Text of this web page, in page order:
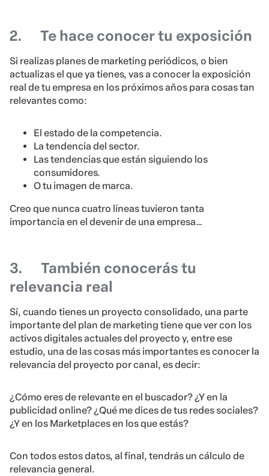
2. Te hace conocer tu exposición
Si realizas planes de marketing periódicos, o bien
actualizas el que ya tienes, vas a conocer la exposición
real de tu empresa en los próximos años para cosas tan
relevantes como:
El estado de la competencia.
La tendencia del sector.
Las tendencias que están siguiendo los
consumidores.
O tu imagen de marca.
Creo que nunca cuatro líneas tuvieron tanta
importancia en el devenir de una empresa…
3.
También conocerás tu
relevancia real
Sí, cuando tienes un proyecto consolidado, una parte
importante del plan de marketing tiene que ver con los
activos digitales actuales del proyecto y, entre ese
estudio, una de las cosas más importantes es conocer la
relevancia del proyecto por canal, es decir:
¿Cómo eres de relevante en el buscador? ¿Y en la
publicidad online? ¿Qué me dices de tus redes sociales?
¿Y en los Marketplaces en los que estás?
Con todos estos datos, al final, tendrás un cálculo de
relevancia general.